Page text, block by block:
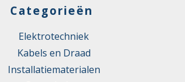
Categorieën
Elektrotechniek
Kabels en Draad
Installatiematerialen